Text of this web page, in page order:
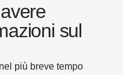
sul
più breve tempo